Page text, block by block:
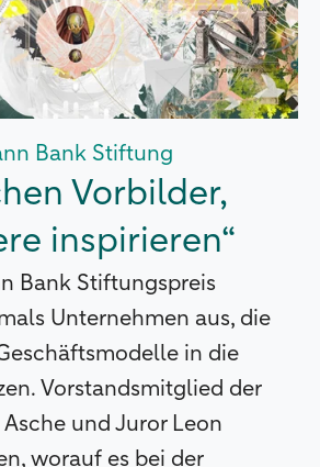
Bank Stiftung
Vorbilder,
inspirieren“
Bank Stiftungspreis
Unternehmen aus, die
in die
Vorstandsmitglied der
und Juror Leon
worauf es bei der